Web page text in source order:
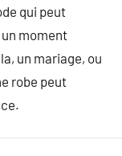
qui peut
moment
un mariage, ou
robe peut